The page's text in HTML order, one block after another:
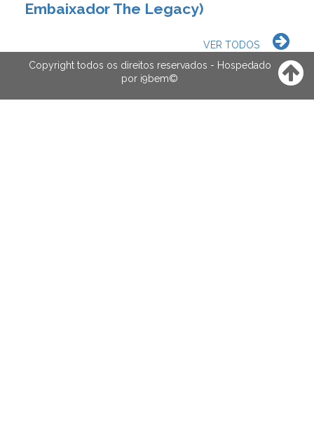
Embaixador The Legacy)
VER TODOS
Copyright todos os direitos reservados - Hospedado
por i9bem©